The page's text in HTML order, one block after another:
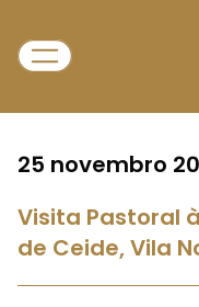
25 novembro
Visita Pastoral
de Ceide, Vila